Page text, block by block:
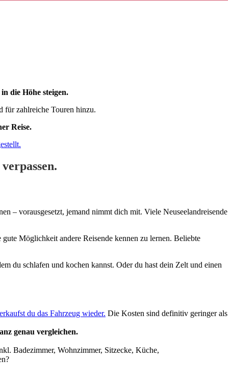
die Höhe steigen.
für zahlreiche Touren hinzu.
Reise.
– vorausgesetzt, jemand nimmt dich mit. Viele Neuseelandreisende
Möglichkeit andere Reisende kennen zu lernen. Beliebte
du schlafen und kochen kannst. Oder du hast dein Zelt und einen
du das Fahrzeug wieder. Die Kosten sind definitiv geringer als
genau vergleichen.
Badezimmer, Wohnzimmer, Sitzecke, Küche,